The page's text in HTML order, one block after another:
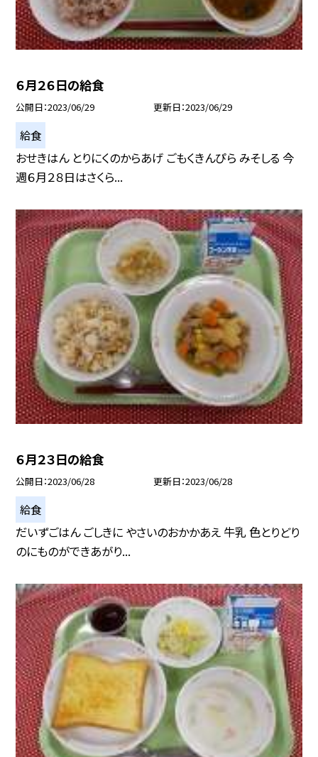
６月２６日の給食
公開日 2023/06/29 更新日 2023/06/29
給食
おせきはん とりにくのからあげ ごもくきんぴら みそしる 今
週６月２８日はさくら...
６月２３日の給食
公開日 2023/06/28 更新日 2023/06/28
給食
だいずごはん ごしきに やさいのおかかあえ 牛乳 色とりどり
のにものができあがり...